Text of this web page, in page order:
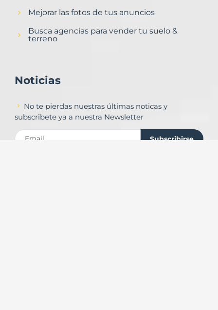
Mejorar las fotos de tus anuncios
Busca agencias para vender tu suelo &
terreno
Noticias
No te pierdas nuestras últimas noticas y
subscribete ya a nuestra Newsletter
Subscribirse